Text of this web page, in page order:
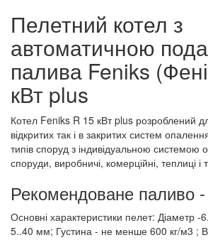
Пелетний котел з
автоматичною
палива Feniks
кВт plus
Котел Feniks R 15 кВт plus розроблений
відкритих так і в закритих систем
типів споруд з індивідуальною системою
споруди, виробничі, комерційні, теплиці і
Рекомендоване паливо
Основні характеристики пелет: Діаметр
5..40 мм; Густина - не менше 600 кг/м3 ;